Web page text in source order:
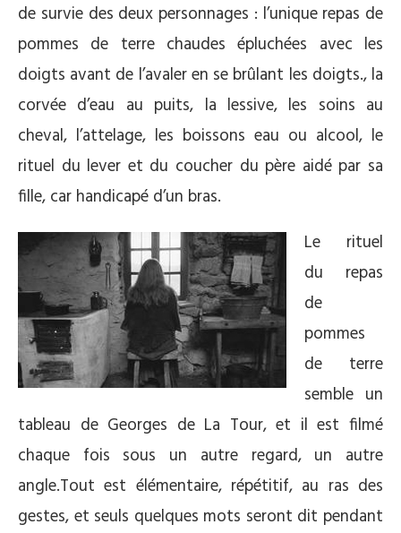
de survie des deux personnages : l’unique repas de
pommes de terre chaudes épluchées avec les
doigts avant de l’avaler en se brûlant les doigts., la
corvée d’eau au puits, la lessive, les soins au
cheval, l’attelage, les boissons eau ou alcool, le
rituel du lever et du coucher du père aidé par sa
fille, car handicapé d’un bras.
Le rituel
du repas
de
pommes
de terre
semble un
tableau de Georges de La Tour, et il est filmé
chaque fois sous un autre regard, un autre
angle.Tout est élémentaire, répétitif, au ras des
gestes, et seuls quelques mots seront dit pendant